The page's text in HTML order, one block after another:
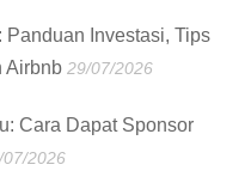
Investasi, Tips
Airbnb 29/07/2026
Cara Dapat Sponsor
07/2026